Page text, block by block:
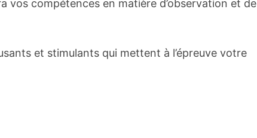
vos compétences en matière d’observation et de
et stimulants qui mettent à l’épreuve votre